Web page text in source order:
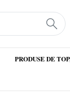
PRODUSE DE